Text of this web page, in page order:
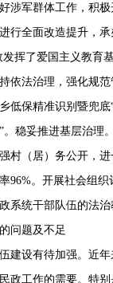
涉军群体工作，积极
行全面改造提升，
挥了爱国主义教育基
依法治理，强化规范
低保精准识别暨兜底
”。稳妥推进基层治理
村（居）务公开，
96%。开展社会组织
系统干部队伍的法
问题及不足
建设有待加强。 近年
政工作的需要。特